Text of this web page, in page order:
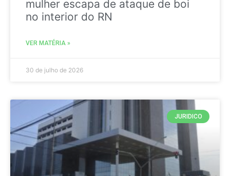
mulher escapa de ataque de boi
no interior do RN
VER MATÉRIA »
30 de julho de 2026
JURIDICO